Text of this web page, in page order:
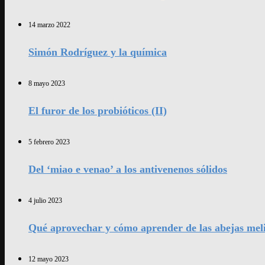
14 marzo 2022
Simón Rodríguez y la química
8 mayo 2023
El furor de los probióticos (II)
5 febrero 2023
Del ‘miao e venao’ a los antivenenos sólidos
4 julio 2023
Qué aprovechar y cómo aprender de las abejas
12 mayo 2023